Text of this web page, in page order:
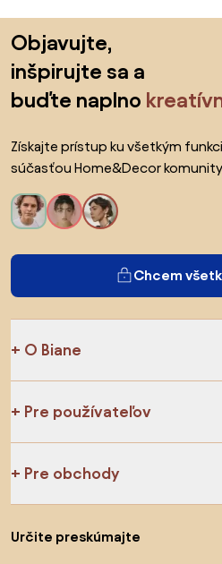
Objavujte,
inšpirujte sa a
buďte naplno
Získajte prístup ku všetkým
súčasťou Home&Decor
Chcem
O Biane
Pre používateľov
Pre obchody
Určite preskúmajte